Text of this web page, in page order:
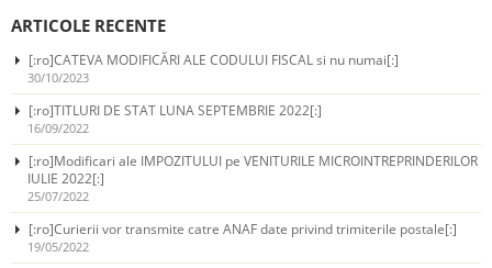
ARTICOLE RECENTE
[:ro]CATEVA MODIFICĂRI ALE CODULUI FISCAL si nu numai[:]
30/10/2023
[:ro]TITLURI DE STAT LUNA SEPTEMBRIE 2022[:]
16/09/2022
[:ro]Modificari ale IMPOZITULUI pe VENITURILE MICROINTREPRINDERILOR
IULIE 2022[:]
25/07/2022
[:ro]Curierii vor transmite catre ANAF date privind trimiterile postale[:]
19/05/2022